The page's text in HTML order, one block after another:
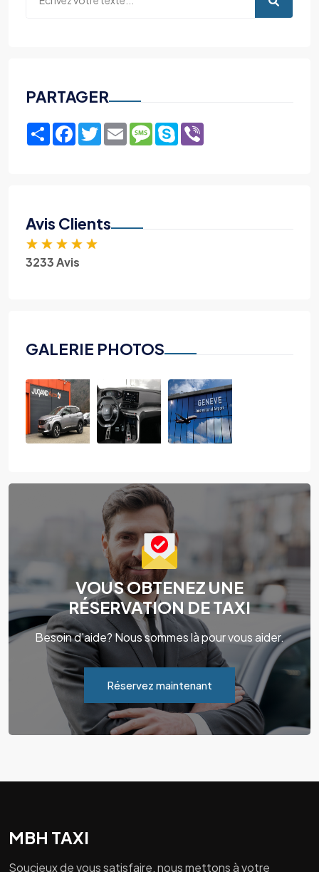
PARTAGER
ShareFacebook
TwitterEmailMessage
Skype
Avis Clients
★ ★ ★ ★ ★
3233 Avis
GALERIE PHOTOS
VOUS OBTENEZ UNE
RÉSERVATION DE TAXI
Besoin d'aide? Nous sommes là pour vous aider.
Réservez maintenant
MBH TAXI
Soucieux de vous satisfaire, nous mettons à votre